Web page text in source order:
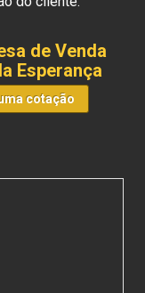
de Venda
Esperança
cotação